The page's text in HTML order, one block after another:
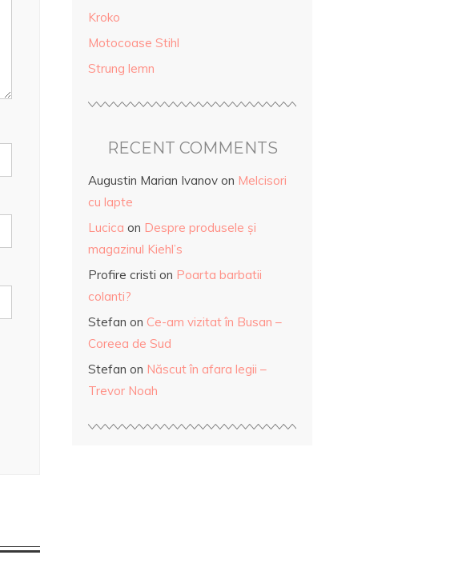
Kroko
Motocoase Stihl
Strung lemn
RECENT COMMENTS
Augustin Marian Ivanov on Melcisori
cu lapte
Lucica on Despre produsele și
magazinul Kiehl’s
Profire cristi on Poarta barbatii
colanti?
Stefan on Ce-am vizitat în Busan –
Coreea de Sud
Stefan on Născut în afara legii –
Trevor Noah